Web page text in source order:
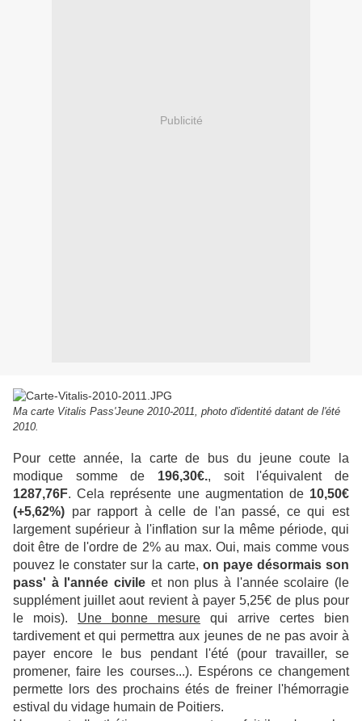
Publicité
Ma carte Vitalis Pass'Jeune 2010-2011, photo d'identité datant de l'été
2010.
Pour cette année, la carte de bus du jeune coute la
modique somme de 196,30€., soit l'équivalent de
1287,76F. Cela représente une augmentation de 10,50€
(+5,62%) par rapport à celle de l'an passé, ce qui est
largement supérieur à l'inflation sur la même période, qui
doit être de l'ordre de 2% au max. Oui, mais comme vous
pouvez le constater sur la carte, on paye désormais son
pass' à l'année civile et non plus à l'année scolaire (le
supplément juillet aout revient à payer 5,25€ de plus pour
le mois). Une bonne mesure qui arrive certes bien
tardivement et qui permettra aux jeunes de ne pas avoir à
payer encore le bus pendant l'été (pour travailler, se
promener, faire les courses...). Espérons ce changement
permette lors des prochains étés de freiner l'hémorragie
estival du vidage humain de Poitiers.